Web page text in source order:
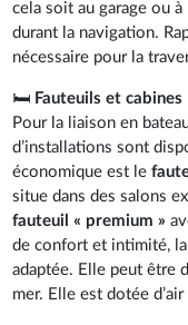
cela soit au garage ou
durant la navigation.
nécessaire pour la
🛏️ Fauteuils et cabines
Pour la liaison en
d’installations sont
économique est le
situe dans des salons
fauteuil « premium »
de confort et intimité,
adaptée. Elle peut être
mer. Elle est dotée